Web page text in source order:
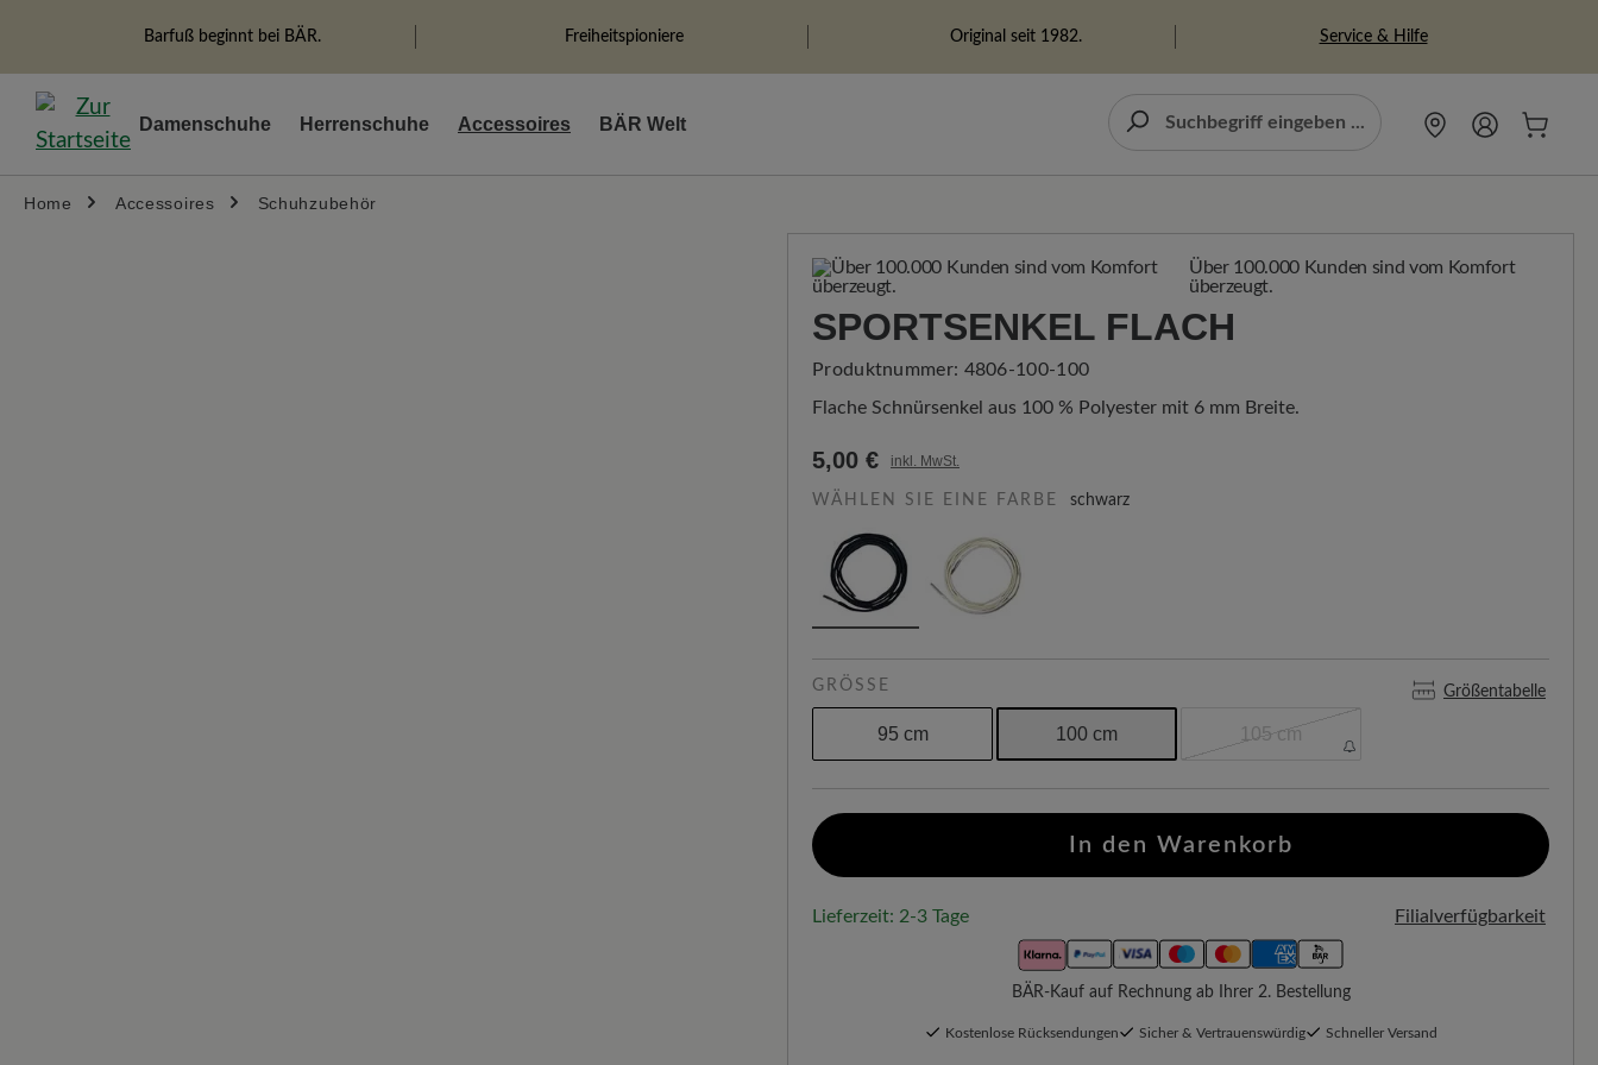
Zur Hauptnavigation springen
Barfuß beginnt bei BÄR. Freiheitspioniere Original seit 1982. Service & Hilfe
Damenschuhe Herrenschuhe Accessoires BÄR Welt
Home Accessoires Schuhzubehör
Über 100.000 Kunden sind vom Komfort
überzeugt.
SPORTSENKEL FLACH
Produktnummer: 4806-100-100
Flache Schnürsenkel aus 100 % Polyester mit 6 mm Breite.
5,00 € inkl. MwSt.
WÄHLEN SIE EINE FARBE schwarz
GRÖSSE Größentabelle
95 cm 100 cm 105 cm
In den Warenkorb
Lieferzeit: 2-3 Tage Filialverfügbarkeit
BÄR-Kauf auf Rechnung ab Ihrer 2. Bestellung
Kostenlose Rücksendungen Sicher & Vertrauenswürdig Schneller Versand